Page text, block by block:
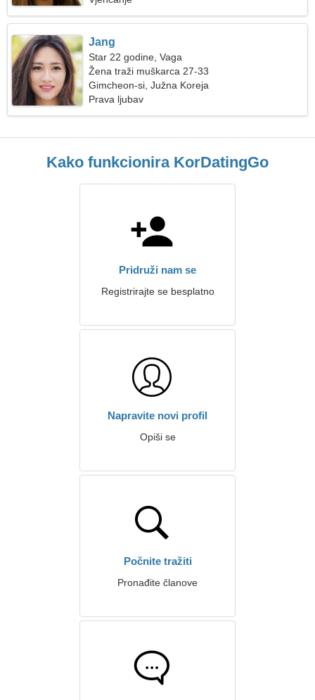
Jang
Star 22 godine, Vaga
Žena traži muškarca 27-33
Gimcheon-si, Južna Koreja
Prava ljubav
Kako funkcionira KorDatingGo
Pridruži nam se
Registrirajte se besplatno
Napravite novi profil
Opiši se
Počnite tražiti
Pronađite članove